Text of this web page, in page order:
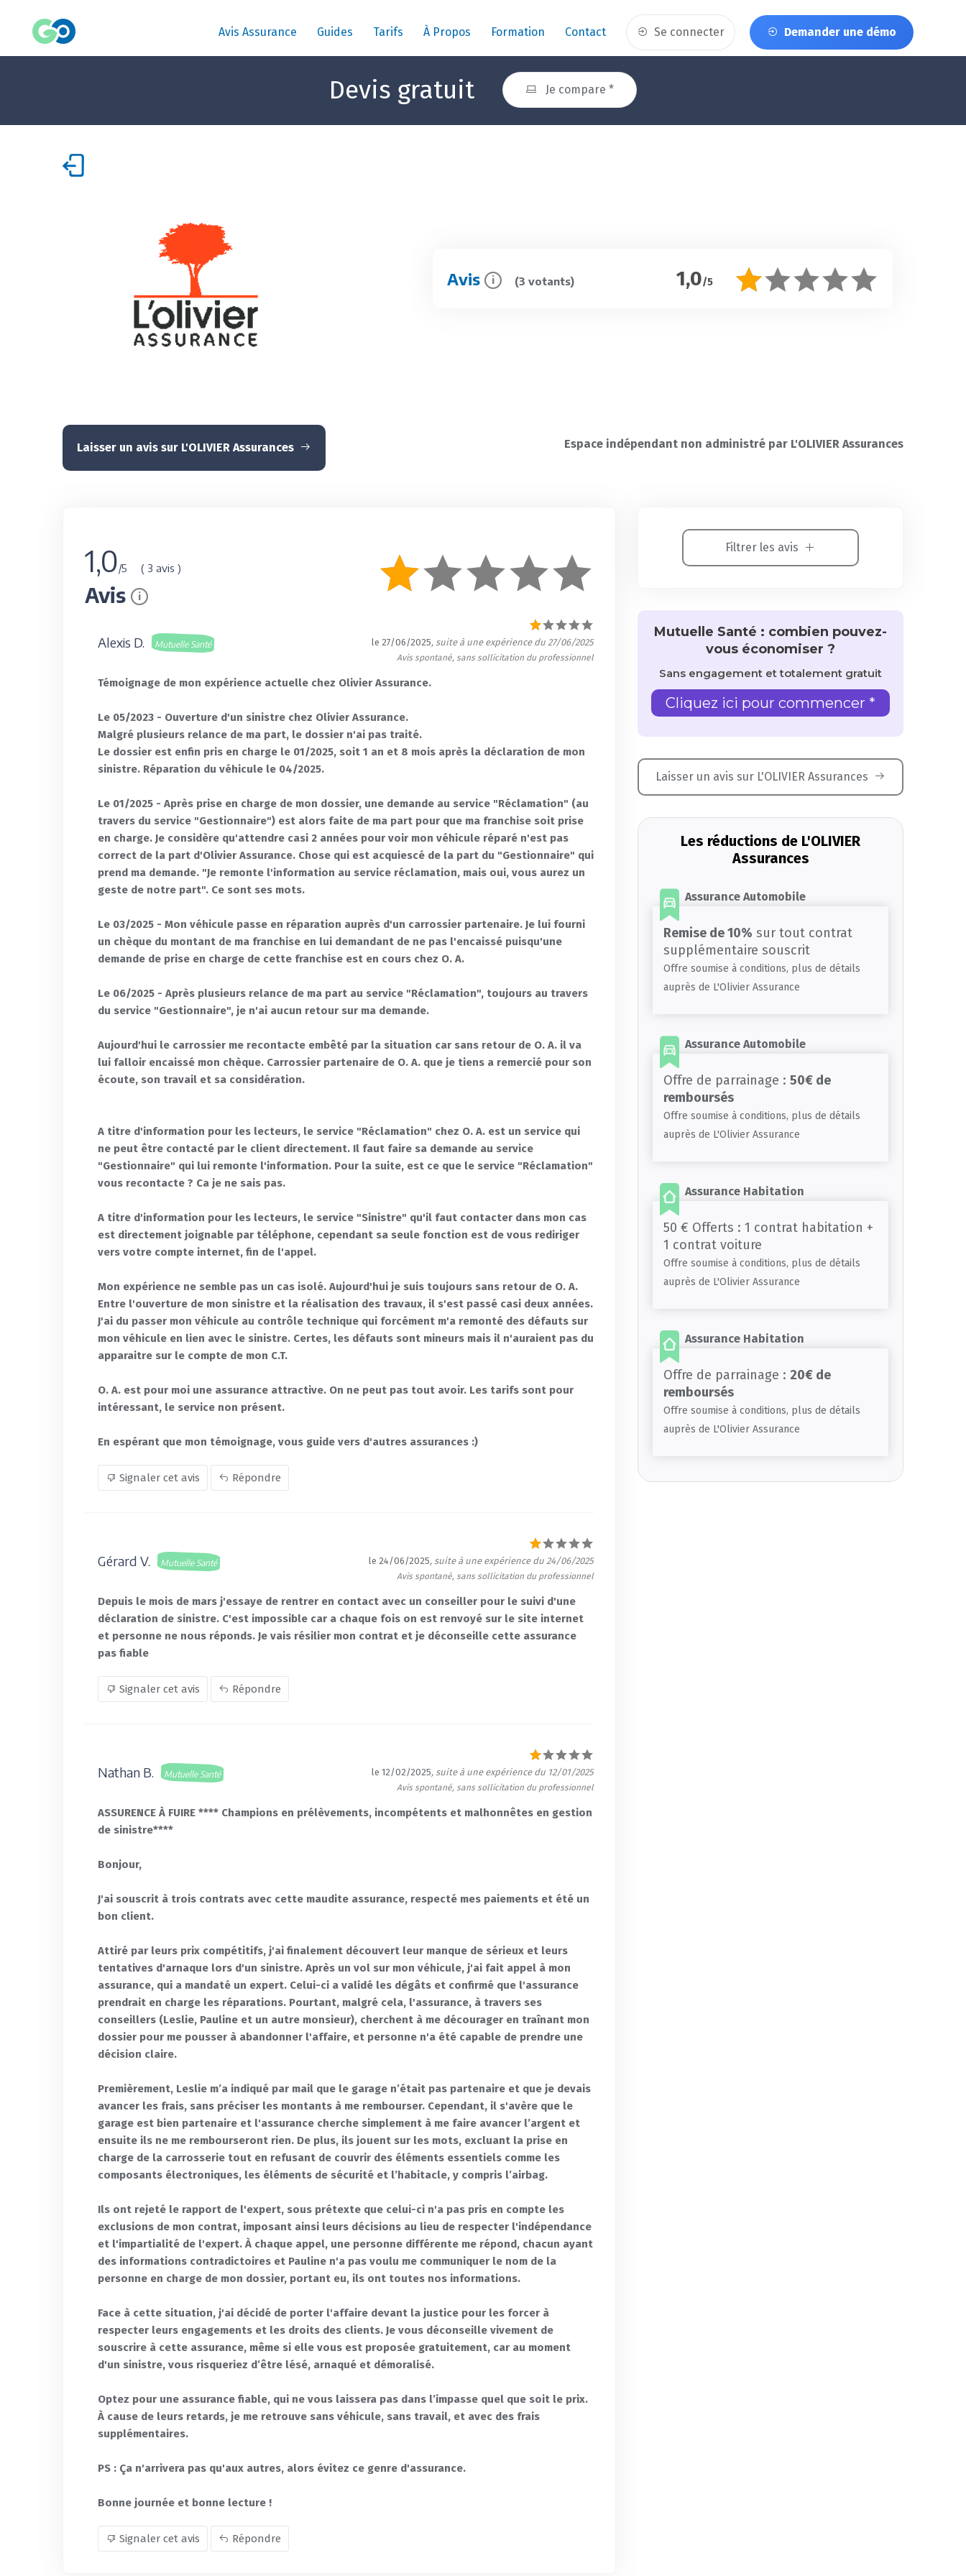
Avis Assurance Guides Tarifs À Propos Formation Contact Se connecter Demander une démo
Devis gratuit Je compare *
Avis i (3 votants) 1,0/5
Laisser un avis sur L'OLIVIER Assurances Espace indépendant non administré par L'OLIVIER Assurances
1,0/5 ( 3 avis )
Avis i
Alexis D. Mutuelle Santé le 27/06/2025, suite à une expérience du 27/06/2025
Avis spontané, sans sollicitation du professionnel
Témoignage de mon expérience actuelle chez Olivier Assurance.
Le 05/2023 - Ouverture d'un sinistre chez Olivier Assurance.
Malgré plusieurs relance de ma part, le dossier n'ai pas traité.
Le dossier est enfin pris en charge le 01/2025, soit 1 an et 8 mois après la déclaration de mon
sinistre. Réparation du véhicule le 04/2025.
Le 01/2025 - Après prise en charge de mon dossier, une demande au service "Réclamation" (au
travers du service "Gestionnaire") est alors faite de ma part pour que ma franchise soit prise
en charge. Je considère qu'attendre casi 2 années pour voir mon véhicule réparé n'est pas
correct de la part d'Olivier Assurance. Chose qui est acquiescé de la part du "Gestionnaire" qui
prend ma demande. "Je remonte l'information au service réclamation, mais oui, vous aurez un
geste de notre part". Ce sont ses mots.
Le 03/2025 - Mon véhicule passe en réparation auprès d'un carrossier partenaire. Je lui fourni
un chèque du montant de ma franchise en lui demandant de ne pas l'encaissé puisqu'une
demande de prise en charge de cette franchise est en cours chez O. A.
Le 06/2025 - Après plusieurs relance de ma part au service "Réclamation", toujours au travers
du service "Gestionnaire", je n'ai aucun retour sur ma demande.
Aujourd'hui le carrossier me recontacte embêté par la situation car sans retour de O. A. il va
lui falloir encaissé mon chèque. Carrossier partenaire de O. A. que je tiens a remercié pour son
écoute, son travail et sa considération.
A titre d'information pour les lecteurs, le service "Réclamation" chez O. A. est un service qui
ne peut être contacté par le client directement. Il faut faire sa demande au service
"Gestionnaire" qui lui remonte l'information. Pour la suite, est ce que le service "Réclamation"
vous recontacte ? Ca je ne sais pas.
A titre d'information pour les lecteurs, le service "Sinistre" qu'il faut contacter dans mon cas
est directement joignable par téléphone, cependant sa seule fonction est de vous rediriger
vers votre compte internet, fin de l'appel.
Mon expérience ne semble pas un cas isolé. Aujourd'hui je suis toujours sans retour de O. A.
Entre l'ouverture de mon sinistre et la réalisation des travaux, il s'est passé casi deux années.
J'ai du passer mon véhicule au contrôle technique qui forcément m'a remonté des défauts sur
mon véhicule en lien avec le sinistre. Certes, les défauts sont mineurs mais il n'auraient pas du
apparaitre sur le compte de mon C.T.
O. A. est pour moi une assurance attractive. On ne peut pas tout avoir. Les tarifs sont pour
intéressant, le service non présent.
En espérant que mon témoignage, vous guide vers d'autres assurances :)
Signaler cet avis Répondre
Gérard V. Mutuelle Santé le 24/06/2025, suite à une expérience du 24/06/2025
Avis spontané, sans sollicitation du professionnel
Depuis le mois de mars j'essaye de rentrer en contact avec un conseiller pour le suivi d'une
déclaration de sinistre. C'est impossible car a chaque fois on est renvoyé sur le site internet
et personne ne nous réponds. Je vais résilier mon contrat et je déconseille cette assurance
pas fiable
Signaler cet avis Répondre
Nathan B. Mutuelle Santé le 12/02/2025, suite à une expérience du 12/01/2025
Avis spontané, sans sollicitation du professionnel
ASSURENCE À FUIRE **** Champions en prélèvements, incompétents et malhonnêtes en gestion
de sinistre****
Bonjour,
J'ai souscrit à trois contrats avec cette maudite assurance, respecté mes paiements et été un
bon client.
Attiré par leurs prix compétitifs, j'ai finalement découvert leur manque de sérieux et leurs
tentatives d'arnaque lors d'un sinistre. Après un vol sur mon véhicule, j'ai fait appel à mon
assurance, qui a mandaté un expert. Celui-ci a validé les dégâts et confirmé que l'assurance
prendrait en charge les réparations. Pourtant, malgré cela, l'assurance, à travers ses
conseillers (Leslie, Pauline et un autre monsieur), cherchent à me décourager en traînant mon
dossier pour me pousser à abandonner l'affaire, et personne n'a été capable de prendre une
décision claire.
Premièrement, Leslie m’a indiqué par mail que le garage n’était pas partenaire et que je devais
avancer les frais, sans préciser les montants à me rembourser. Cependant, il s'avère que le
garage est bien partenaire et l'assurance cherche simplement à me faire avancer l’argent et
ensuite ils ne me rembourseront rien. De plus, ils jouent sur les mots, excluant la prise en
charge de la carrosserie tout en refusant de couvrir des éléments essentiels comme les
composants électroniques, les éléments de sécurité et l’habitacle, y compris l’airbag.
Ils ont rejeté le rapport de l'expert, sous prétexte que celui-ci n'a pas pris en compte les
exclusions de mon contrat, imposant ainsi leurs décisions au lieu de respecter l'indépendance
et l'impartialité de l'expert. À chaque appel, une personne différente me répond, chacun ayant
des informations contradictoires et Pauline n'a pas voulu me communiquer le nom de la
personne en charge de mon dossier, portant eu, ils ont toutes nos informations.
Face à cette situation, j'ai décidé de porter l'affaire devant la justice pour les forcer à
respecter leurs engagements et les droits des clients. Je vous déconseille vivement de
souscrire à cette assurance, même si elle vous est proposée gratuitement, car au moment
d'un sinistre, vous risqueriez d’être lésé, arnaqué et démoralisé.
Optez pour une assurance fiable, qui ne vous laissera pas dans l’impasse quel que soit le prix.
À cause de leurs retards, je me retrouve sans véhicule, sans travail, et avec des frais
supplémentaires.
PS : Ça n'arrivera pas qu'aux autres, alors évitez ce genre d'assurance.
Bonne journée et bonne lecture !
Signaler cet avis Répondre
Filtrer les avis
Mutuelle Santé : combien pouvez-
vous économiser ?
Sans engagement et totalement gratuit
Cliquez ici pour commencer *
Laisser un avis sur L'OLIVIER Assurances
Les réductions de L'OLIVIER
Assurances
Assurance Automobile
Remise de 10% sur tout contrat
supplémentaire souscrit
Offre soumise à conditions, plus de détails
auprès de L'Olivier Assurance
Assurance Automobile
Offre de parrainage : 50€ de
remboursés
Offre soumise à conditions, plus de détails
auprès de L'Olivier Assurance
Assurance Habitation
50 € Offerts : 1 contrat habitation +
1 contrat voiture
Offre soumise à conditions, plus de détails
auprès de L'Olivier Assurance
Assurance Habitation
Offre de parrainage : 20€ de
remboursés
Offre soumise à conditions, plus de détails
auprès de L'Olivier Assurance